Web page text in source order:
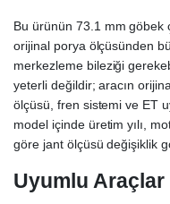
Bu ürünün 73.1 mm göbek
orijinal porya ölçüsünden
merkezleme bileziği
yeterli değildir; aracın
ölçüsü, fren sistemi ve ET
model içinde üretim yılı,
göre jant ölçüsü değişiklik
Uyumlu Araçlar